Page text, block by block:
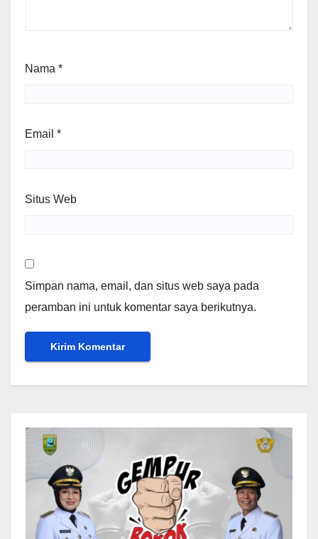
Nama *
Email *
Situs Web
Simpan nama, email, dan situs web saya pada
peramban ini untuk komentar saya berikutnya.